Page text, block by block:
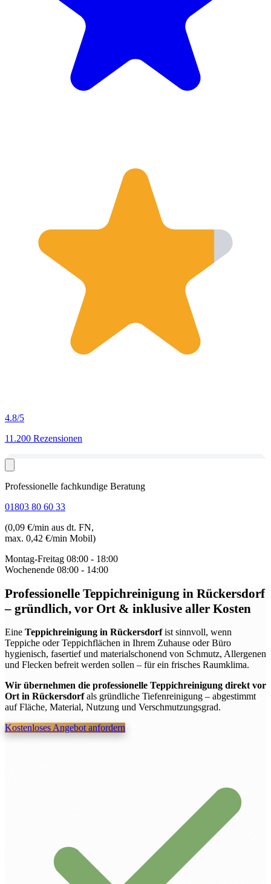
4.8/5
11.200 Rezensionen
Professionelle fachkundige Beratung
01803 80 60 33
(0,09 €/min aus dt. FN,
max. 0,42 €/min Mobil)
Montag-Freitag 08:00 - 18:00
Wochenende 08:00 - 14:00
Professionelle Teppichreinigung in Rückersdorf
– gründlich, vor Ort & inklusive aller Kosten
Eine Teppichreinigung in Rückersdorfist sinnvoll, wenn
Teppiche oder Teppichflächen in Ihrem Zuhause oder Büro
hygienisch, fasertief und materialschonend von Schmutz, Allergenen
und Flecken befreit werden sollen – für ein frisches Raumklima.
Wir übernehmen die professionelle Teppichreinigung direkt vor
Ort in Rückersdorfals gründliche Tiefenreinigung – abgestimmt
auf Fläche, Material, Nutzung und Verschmutzungsgrad.
Kostenloses Angebot anfordern